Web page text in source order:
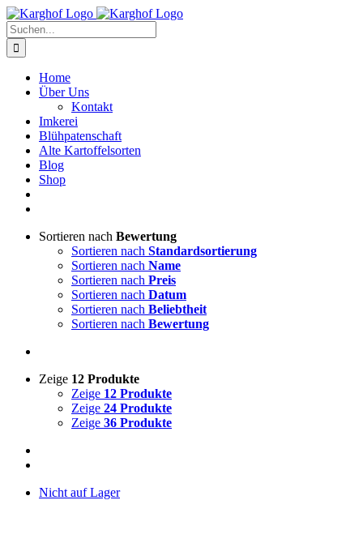
Zum
Inhalt
springen
Instagram
Facebook
Suche
nach:
Home
Über Uns
Kontakt
Imkerei
Blühpatenschaft
Alte Kartoffelsorten
Blog
Shop
Sortieren nach Bewertung
Sortieren nach Standardsortierung
Sortieren nach Name
Sortieren nach Preis
Sortieren nach Datum
Sortieren nach Beliebtheit
Sortieren nach Bewertung
Zeige 12 Produkte
Zeige 12 Produkte
Zeige 24 Produkte
Zeige 36 Produkte
Nicht auf Lager